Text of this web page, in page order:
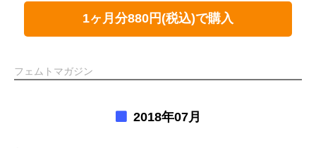
1ヶ月分880円(税込)で購入
フェムトマガジン
2018年07月